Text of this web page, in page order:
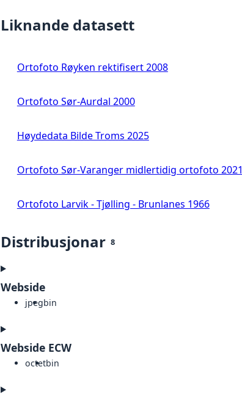
Liknande datasett
Ortofoto Røyken rektifisert 2008
Ortofoto Sør-Aurdal 2000
Høydedata Bilde Troms 2025
Ortofoto Sør-Varanger midlertidig ortofoto 2021
Ortofoto Larvik - Tjølling - Brunlanes 1966
Distribusjonar 8
Webside
jpegbin
Webside ECW
octetbin